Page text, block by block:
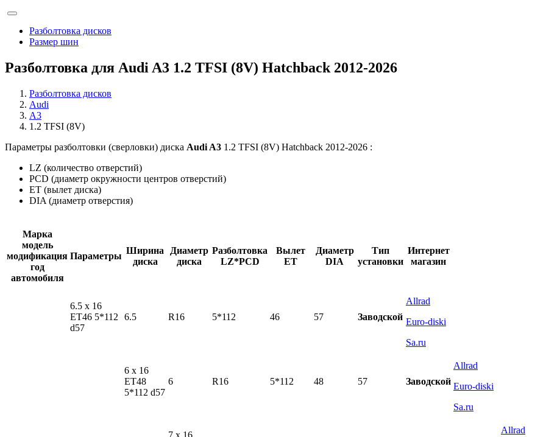
Разболтовка дисков
Размер шин
Разболтовка для Audi A3 1.2 TFSI (8V) Hatchback 2012-2026
Разболтовка дисков
Audi
A3
1.2 TFSI (8V)
Параметры разболтовки (сверловки) диска Audi A3 1.2 TFSI (8V) Hatchback 2012-2026 :
LZ (количество отверстий)
PCD (диаметр окружности центров отверстий)
ET (вылет диска)
DIA (диаметр отверстия)
Марка
модель
модификация
год
автомобиля
Параметры
Ширина
диска
Диаметр
диска
Разболтовка
LZ*PCD
Вылет
ET
Диаметр
DIA
Тип
установки
Интернет
магазин
6.5 x 16
ET46 5*112
d57
6.5 R16 5*112 46 57 Заводской
Allrad
Euro-diski
Sa.ru
6 x 16
ET48
5*112 d57
6 R16 5*112 48 57 Заводской
Allrad
Euro-diski
Sa.ru
7 x 16
Allrad